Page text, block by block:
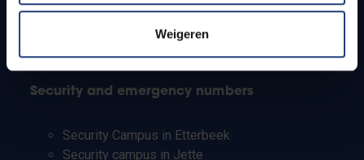
Weigeren
Teachers and secondary schools
Working students
Security and emergency numbers
Security Campus in Etterbeek
Security campus in Jette